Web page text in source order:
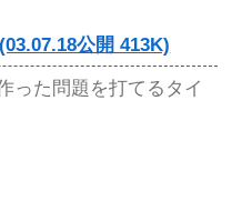
公開 413K)
った問題を打てるタイ